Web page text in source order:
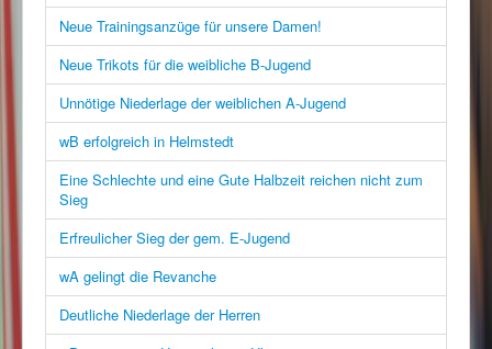
Neue Trainingsanzüge für unsere Damen!
Neue Trikots für die weibliche B-Jugend
Unnötige Niederlage der weiblichen A-Jugend
wB erfolgreich in Helmstedt
Eine Schlechte und eine Gute Halbzeit reichen nicht zum
Sieg
Erfreulicher Sieg der gem. E-Jugend
wA gelingt die Revanche
Deutliche Niederlage der Herren